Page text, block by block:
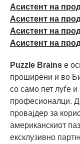
Асистент на
Асистент на
Асистент на
Асистент на
Puzzle Brains е
проширени и во
со само пет луѓе
професионалци.
провајдер за
американскиот
ексклузивно